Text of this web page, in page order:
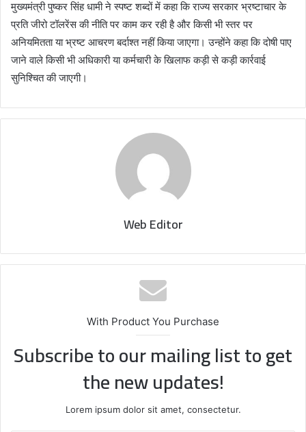
मुख्यमंत्री पुष्कर सिंह धामी ने स्पष्ट शब्दों में कहा कि राज्य सरकार भ्रष्टाचार के
प्रति जीरो टॉलरेंस की नीति पर काम कर रही है और किसी भी स्तर पर
अनियमितता या भ्रष्ट आचरण बर्दाश्त नहीं किया जाएगा। उन्होंने कहा कि दोषी पाए
जाने वाले किसी भी अधिकारी या कर्मचारी के खिलाफ कड़ी से कड़ी कार्रवाई
सुनिश्चित की जाएगी।
Web Editor
With Product You Purchase
Subscribe to our mailing list to get
the new updates!
Lorem ipsum dolor sit amet, consectetur.